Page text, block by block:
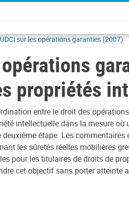
sur les opérations garanties (2007)
propriétés
entre le droit des
intellectuelle dans la mesure
étape. Les
les sûretés réelles mobilières
pour les titulaires de droits de
cet objectif sans porter